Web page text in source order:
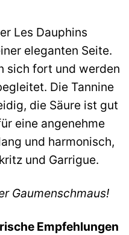
Les Dauphins
eleganten Seite.
sich fort und werden
Die Tannine
die Säure ist gut
eine angenehme
und harmonisch,
und Garrigue.
Gaumenschmaus!
Empfehlungen